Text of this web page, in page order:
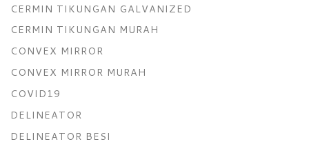
CERMIN TIKUNGAN GALVANIZED
CERMIN TIKUNGAN MURAH
CONVEX MIRROR
CONVEX MIRROR MURAH
COVID19
DELINEATOR
DELINEATOR BESI